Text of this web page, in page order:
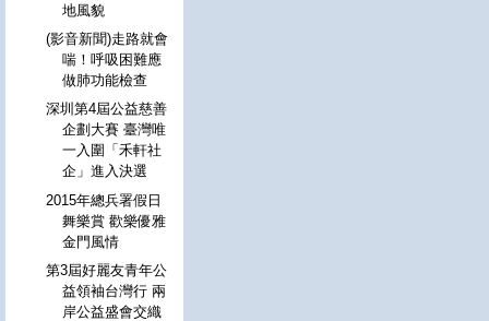
地風貌
(影音新聞)走路就會
喘！呼吸困難應
做肺功能檢查
深圳第4屆公益慈善
企劃大賽 臺灣唯
一入圍「禾軒社
企」進入決選
2015年總兵署假日
舞樂賞 歡樂優雅
金門風情
第3屆好麗友青年公
益領袖台灣行 兩
岸公益盛會交織